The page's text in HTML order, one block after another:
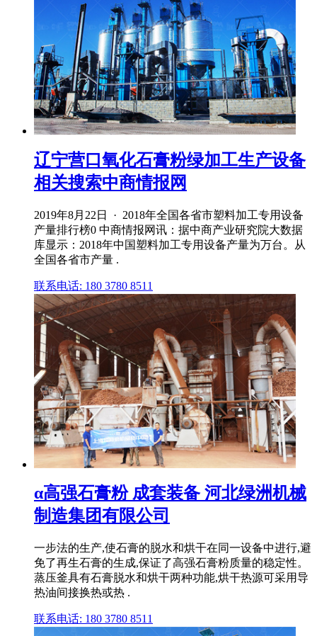
辽宁营口氧化石膏粉绿加工生产设备
相关搜索中商情报网
2019年8月22日 · 2018年全国各省市塑料加工专用设备
产量排行榜0 中商情报网讯：据中商产业研究院大数据
库显示：2018年中国塑料加工专用设备产量为万台。从
全国各省市产量 .
联系电话: 180 3780 8511
α高强石膏粉 成套装备 河北绿洲机械
制造集团有限公司
一步法的生产,使石膏的脱水和烘干在同一设备中进行,避
免了再生石膏的生成,保证了高强石膏粉质量的稳定性。
蒸压釜具有石膏脱水和烘干两种功能,烘干热源可采用导
热油间接换热或热 .
联系电话: 180 3780 8511